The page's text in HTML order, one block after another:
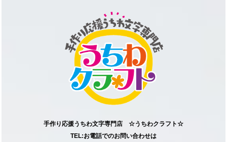
手作り応援うちわ文字専門店 ☆うちわクラフト☆
TEL:お電話でのお問い合わせは